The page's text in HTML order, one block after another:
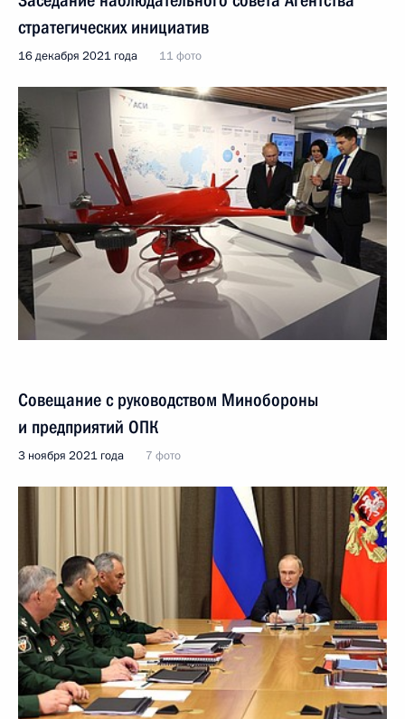
стратегических инициатив
16 декабря 2021 года 11 фото
Совещание с руководством Минобороны
и предприятий ОПК
3 ноября 2021 года 7 фото